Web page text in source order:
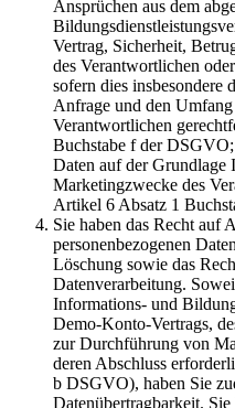
Ansprüchen aus dem
Vertrag, Sicherheit,
des Verantwortlichen
sofern dies insbesondere
Anfrage und den
Verantwortlichen
Buchstabe f der
Daten auf der
Marketingzwecke des
Artikel 6 Absatz 1
Sie haben das Recht auf
personenbezogenen
Löschung sowie das
Datenverarbeitung.
Informations- und
Demo-Konto-Vertrags,
zur Durchführung von
deren Abschluss
b DSGVO), haben Sie
Datenübertragbarkeit.